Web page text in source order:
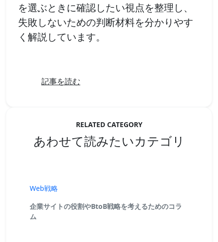
を選ぶときに確認したい視点を整理し、
失敗しないための判断材料を分かりやす
く解説しています。
記事を読む
RELATED CATEGORY
あわせて読みたいカテゴリ
Web戦略
企業サイトの役割やBtoB戦略を考えるためのコラ
ム